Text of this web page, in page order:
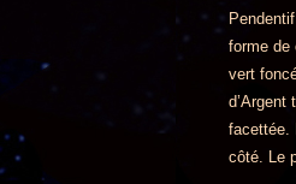
forme de
vert
d’Argent
facettée.
côté. Le